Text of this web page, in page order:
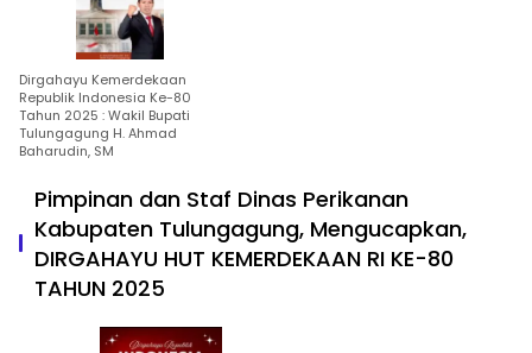
Dirgahayu Kemerdekaan
Republik Indonesia Ke-80
Tahun 2025 : Wakil Bupati
Tulungagung H. Ahmad
Baharudin, SM
Pimpinan dan Staf Dinas Perikanan
Kabupaten Tulungagung, Mengucapkan,
DIRGAHAYU HUT KEMERDEKAAN RI KE-80
TAHUN 2025